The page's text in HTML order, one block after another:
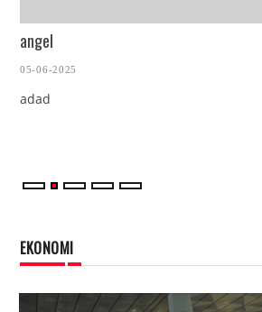
angel
05-06-2025
adad
EKONOMI